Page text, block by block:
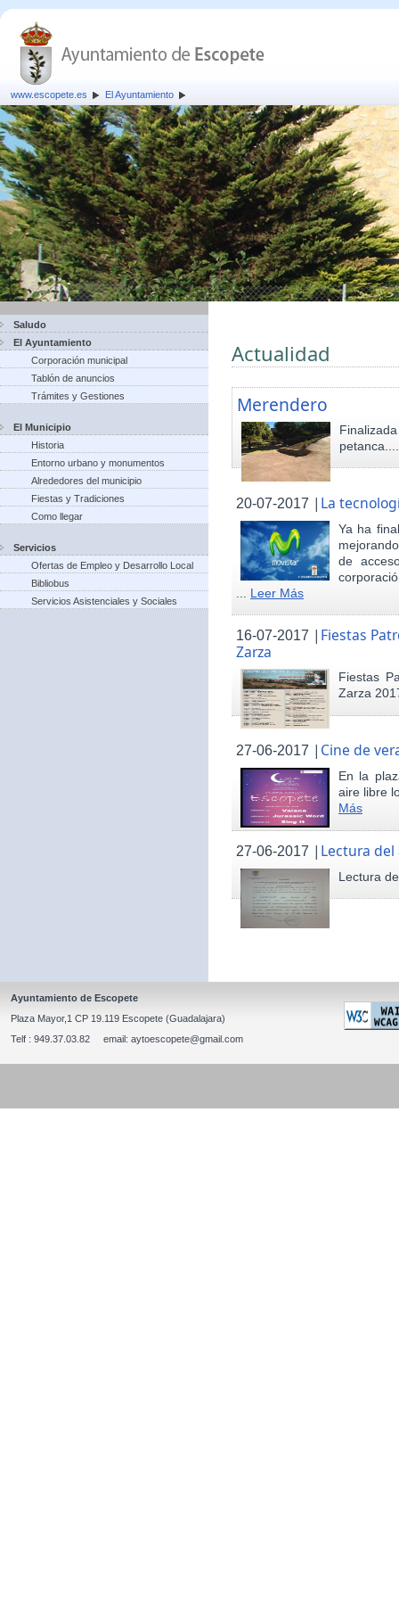
www.escopete.es El Ayuntamiento
Saludo
El Ayuntamiento
Corporación municipal
Tablón de anuncios
Trámites y Gestiones
El Municipio
Historia
Entorno urbano y monumentos
Alrededores del municipio
Fiestas y Tradiciones
Como llegar
Servicios
Ofertas de Empleo y Desarrollo Local
Bibliobus
Servicios Asistenciales y Sociales
Actualidad
Merendero
20-07-2017 | La
Ya ha
de
Leer Más
16-07-2017 | Fiestas
Zarza
Fiestas
Zarza
27-06-2017 | Cine de
En la
aire libre
Más
27-06-2017 | Lectura del
Lectura
Ayuntamiento de Escopete
Plaza Mayor,1 CP 19.119 Escopete (Guadalajara)
Telf : 949.37.03.82 email: aytoescopete@gmail.com